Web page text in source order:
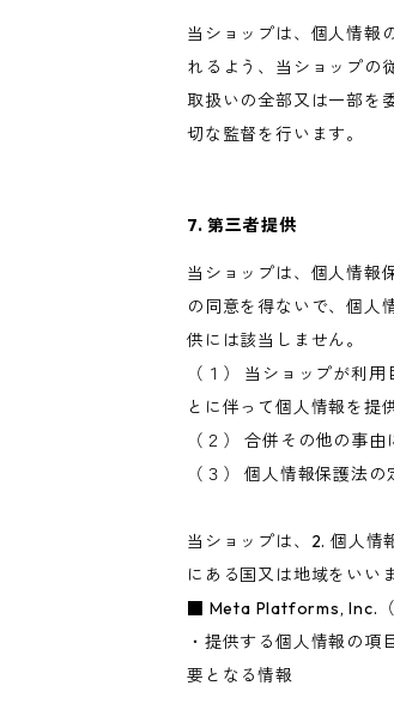
当ショップは、個人情報
れるよう、当ショップの
取扱いの全部又は一部を
切な監督を行います。
7. 第三者提供
当ショップは、個人情報
の同意を得ないで、個人
供には該当しません。
（１） 当ショップが利
とに伴って個人情報を提
（２） 合併その他の事
（３） 個人情報保護法
当ショップは、2. 個人情
にある国又は地域をいい
■ Meta Platforms, Inc.（
・提供する個人情報の項
要となる情報